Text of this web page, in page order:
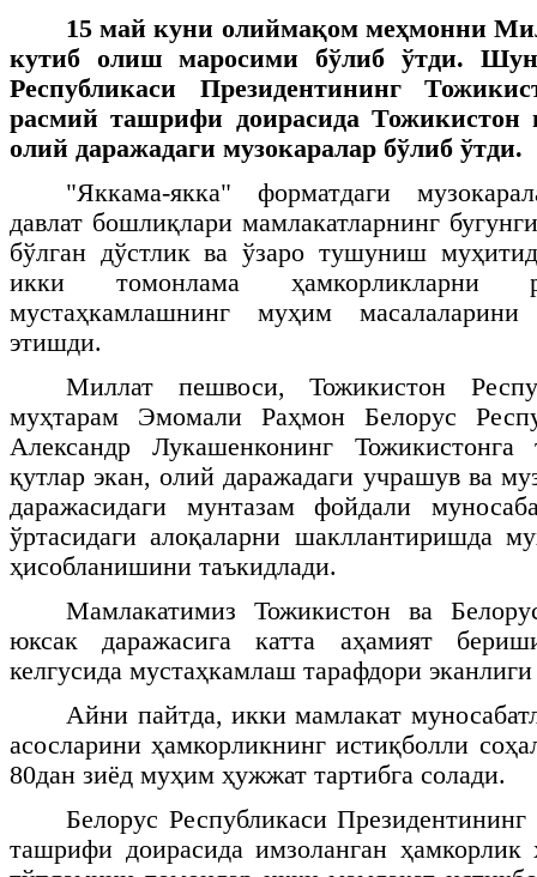
15 май куни олиймақом меҳмонни
кутиб олиш маросими бўлиб ўтди.
Республикаси Президентининг
расмий ташрифи доирасида Тожикистон
олий даражадаги музокаралар бўлиб ўтди.
"Яккама-якка" форматдаги
давлат бошлиқлари мамлакатларнинг
бўлган дўстлик ва ўзаро тушуниш
икки томонлама ҳамкорликларни
мустаҳкамлашнинг муҳим
этишди.
Миллат пешвоси, Тожикистон
муҳтарам Эмомали Раҳмон Белорус
Александр Лукашенконинг
қутлар экан, олий даражадаги учрашув ва
даражасидаги мунтазам фойдали
ўртасидаги алоқаларни шакллантиришда
ҳисобланишини таъкидлади.
Мамлакатимиз Тожикистон ва
юксак даражасига катта аҳамият
келгусида мустаҳкамлаш тарафдори
Айни пайтда, икки мамлакат
асосларини ҳамкорликнинг истиқболли
80дан зиёд муҳим ҳужжат тартибга солади.
Белорус Республикаси
ташрифи доирасида имзоланган ҳамкорлик